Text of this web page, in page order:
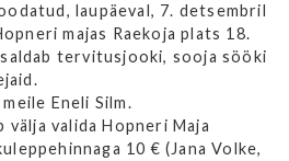
laupäeval, 7. detsembril
majas Raekoja plats 18.
tervitusjooki, sooja sööki
Eneli Silm.
valida Hopneri Maja
10 € (Jana Volke,